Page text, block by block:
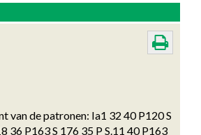
van de patronen: Ia1 32 40 P120 S
36 P163 S 176 35 P S.11 40 P163